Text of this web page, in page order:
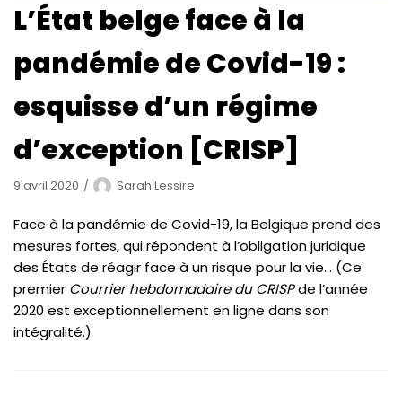
L’État belge face à la
pandémie de Covid-19 :
esquisse d’un régime
d’exception [CRISP]
9 avril 2020 Sarah Lessire
Face à la pandémie de Covid-19, la Belgique prend des
mesures fortes, qui répondent à l’obligation juridique
des États de réagir face à un risque pour la vie… (Ce
premier Courrier hebdomadaire du CRISPde l’année
2020 est exceptionnellement en ligne dans son
intégralité.)